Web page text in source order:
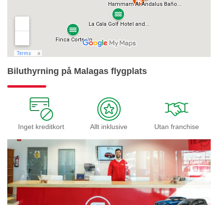
Biluthyrning på Malagas flygplats
Inget kreditkort Allt inklusive Utan franchise